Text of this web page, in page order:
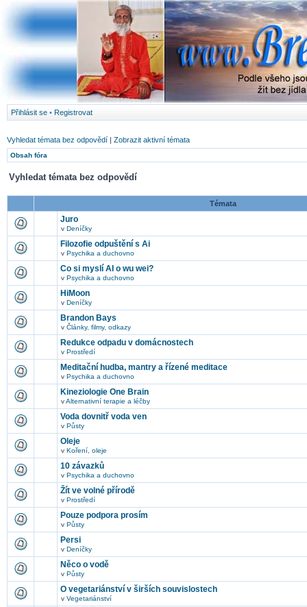
Přihlásit se • Registrovat
Vyhledat témata bez odpovědí | Zobrazit aktivní témata
Obsah fóra
Vyhledat témata bez odpovědí
Témata
Juro
v Deníčky
Filozofie odpuštění s Ai
v Psychika a duchovno
Co si myslí AI o wu wei?
v Psychika a duchovno
HiMoon
v Deníčky
Brandon Bays
v Články, filmy, odkazy
Redukce odpadu v domácnostech
v Prostředí
Meditační hudba, mantry a řízené meditace
v Psychika a duchovno
Kineziologie One Brain
vAlternativní terapie a léčby
Voda dovnitř voda ven
v Půsty
Oleje
v Koření, oleje
10 závazků
v Psychika a duchovno
Žít ve volné přírodě
v Prostředí
Pouze podpora prosím
v Půsty
Persi
v Deníčky
Něco o vodě
v Půsty
O vegetariánství v širších souvislostech
v Vegetariánství